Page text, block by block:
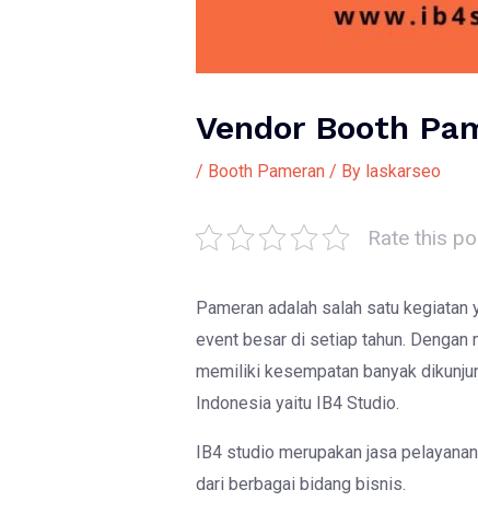
Vendor Booth
/ Booth Pameran/ By laskarseo
Rate this
Pameran adalah salah satu
event besar di setiap tahun. Dengan
memiliki kesempatan banyak
Indonesia yaitu IB4 Studio.
IB4 studio merupakan jasa
dari berbagai bidang bisnis.